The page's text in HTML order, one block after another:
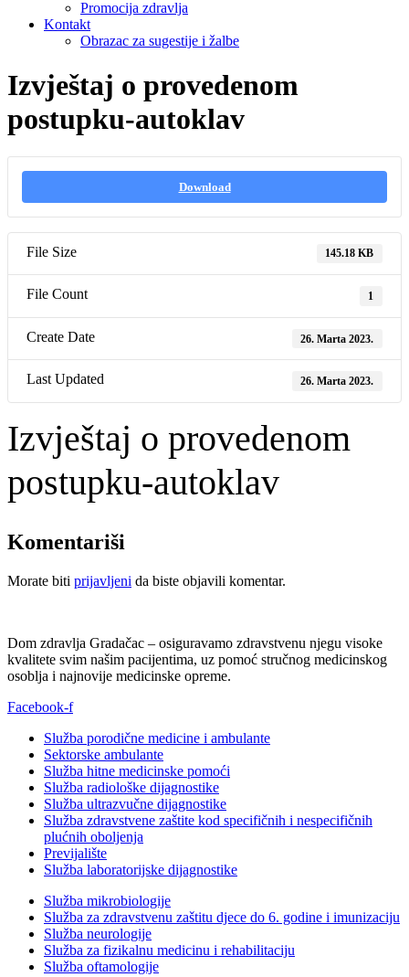
Promocija zdravlja
Kontakt
Obrazac za sugestije i žalbe
Izvještaj o provedenom
postupku-autoklav
Download
File Size 145.18 KB
File Count 1
Create Date 26. Marta 2023.
Last Updated 26. Marta 2023.
Izvještaj o provedenom
postupku-autoklav
Komentariši
Morate biti prijavljeni da biste objavili komentar.
Dom zdravlja Gradačac – osiguravamo zdravstvenu njegu visoke
kvalitete svim našim pacijentima, uz pomoć stručnog medicinskog
osoblja i najnovije medicinske opreme.
Facebook-f
Služba porodične medicine i ambulante
Sektorske ambulante
Služba hitne medicinske pomoći
Služba radiološke dijagnostike
Služba ultrazvučne dijagnostike
Služba zdravstvene zaštite kod specifičnih i nespecifičnih
plućnih oboljenja
Previjalište
Služba laboratorijske dijagnostike
Služba mikrobiologije
Služba za zdravstvenu zaštitu djece do 6. godine i imunizaciju
Služba neurologije
Služba za fizikalnu medicinu i rehabilitaciju
Služba oftamologije